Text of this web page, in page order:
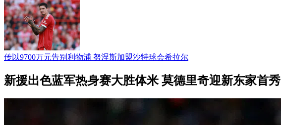
传以9700万元告别利物浦 努涅斯加盟沙特球会希拉尔
新援出色蓝军热身赛大胜体米 莫德里奇迎新东家首秀